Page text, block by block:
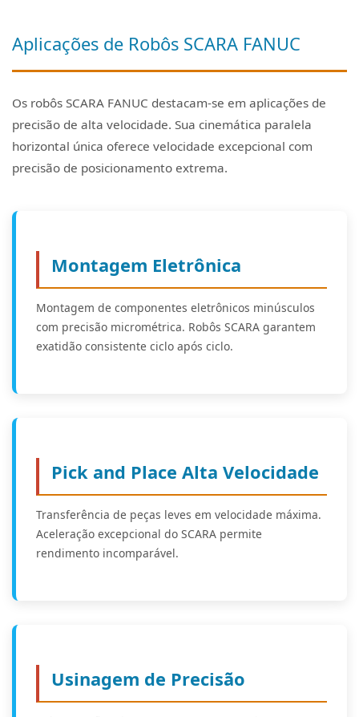
Aplicações de Robôs SCARA FANUC
Os robôs SCARA FANUC destacam-se em aplicações de
precisão de alta velocidade. Sua cinemática paralela
horizontal única oferece velocidade excepcional com
precisão de posicionamento extrema.
Montagem Eletrônica
Montagem de componentes eletrônicos minúsculos
com precisão micrométrica. Robôs SCARA garantem
exatidão consistente ciclo após ciclo.
Pick and Place Alta Velocidade
Transferência de peças leves em velocidade máxima.
Aceleração excepcional do SCARA permite
rendimento incomparável.
Usinagem de Precisão